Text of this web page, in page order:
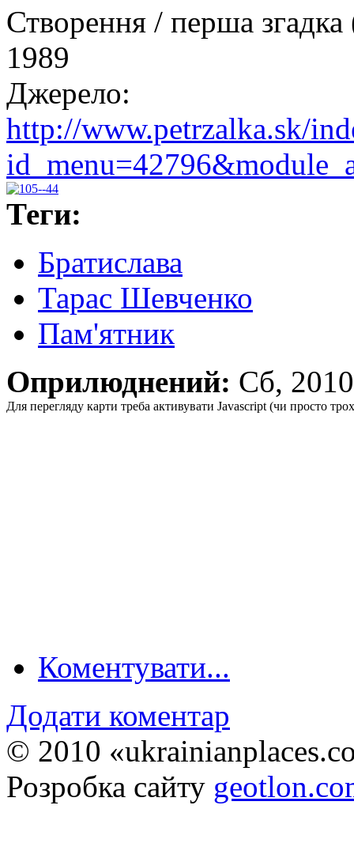
Створення / перша
1989
Джерело:
http://www.petrzalka.sk/
Теги:
Братислава
Тарас Шевченко
Пам'ятник
Оприлюднений: Сб,
Для перегляду карти треба активувати Javascript (чи просто
Коментувати...
Додати коментар
© 2010
Розробка сайту